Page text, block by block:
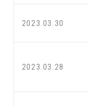
2023.03.30
2023.03.28